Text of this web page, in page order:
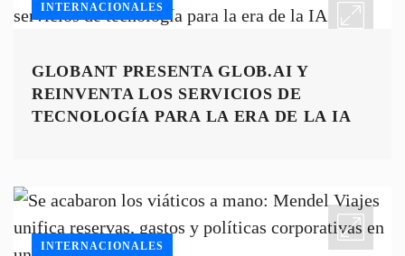
INTERNACIONALES
GLOBANT PRESENTA GLOB.AI Y
REINVENTA LOS SERVICIOS DE
TECNOLOGÍA PARA LA ERA DE LA IA
INTERNACIONALES